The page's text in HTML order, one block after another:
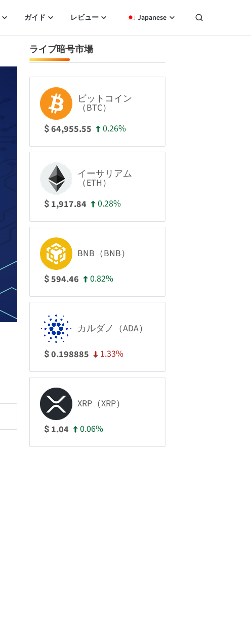
ガイド レビュー Japanese
ライブ暗号市場
ビットコイン
（BTC）
$64,955.55 0.26%
イーサリアム
（ETH）
$ 1,917.84 0.28%
BNB（BNB）
$594.46 0.82%
カルダノ（ADA）
$0.198885 1.33%
XRP（XRP）
$ 1.04 0.06%